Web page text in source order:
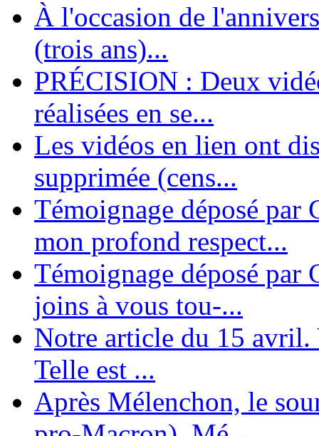
En 2004, une dizaine de personnes contribuèrent au lancement de
dernières années. L'aventure se pou...
À l'occasion de
(trois ans)...
PRÉCISION : Deux
réalisées en se...
Les vidéos en lien ont
supprimée (cens...
Témoignage déposé par
mon profond respect...
Témoignage déposé par
joins à vous tou-...
Notre article du 15 avril.
Telle est ...
Après Mélenchon, le